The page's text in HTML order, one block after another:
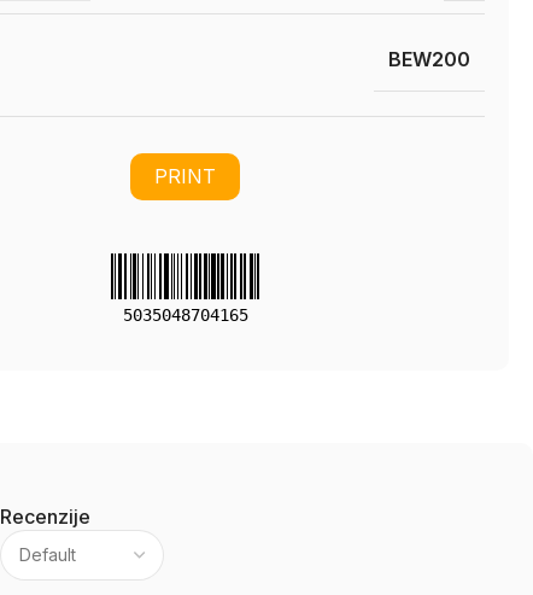
BEW200
PRINT
5035048704165
Recenzije